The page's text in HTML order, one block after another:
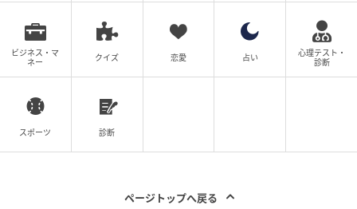
ビジネス・マ
ネー
クイズ 恋愛 占い
心理テスト・
診断
スポーツ 診断
ページトップへ戻る